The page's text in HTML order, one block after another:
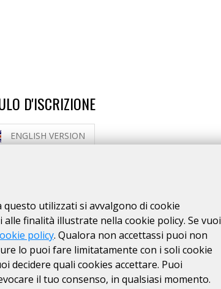
D'ISCRIZIONE
ENGLISH VERSION
anche ciclistinon tesserati
ISCRIZIONI ONLINE
CHIUSE
utilizzati si avvalgono di cookie
finalità illustrate nella cookie policy. Se vuoi
policy. Qualora non accettassi puoi non
lo puoi fare limitatamente con i soli cookie
decidere quali cookies accettare. Puoi
il tuo consenso, in qualsiasi momento.